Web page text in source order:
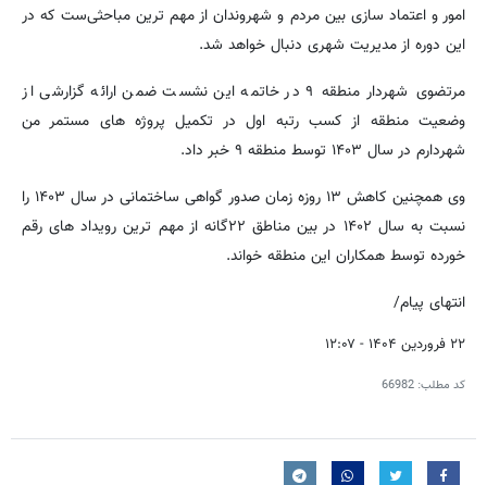
امور و اعتماد سازی بین مردم و شهروندان از مهم ترین مباحثی‌ست که در
این دوره از مدیریت شهری دنبال خواهد شد.
مرتضوی شهردار منطقه ۹ در خاتمه این نشست ضمن ارائه گزارشی از
وضعیت منطقه از کسب رتبه اول در تکمیل پروژه های مستمر من
شهردارم در سال ۱۴۰۳ توسط منطقه ۹ خبر داد.
وی همچنین کاهش ۱۳ روزه زمان صدور گواهی ساختمانی در سال ۱۴۰۳ را
نسبت به سال ۱۴۰۲ در بین مناطق ۲۲گانه از مهم ترین رویداد های رقم
خورده توسط همکاران این منطقه خواند.
انتهای پیام/
۲۲ فروردین ۱۴۰۴ - ۱۲:۰۷
کد مطلب: 66982